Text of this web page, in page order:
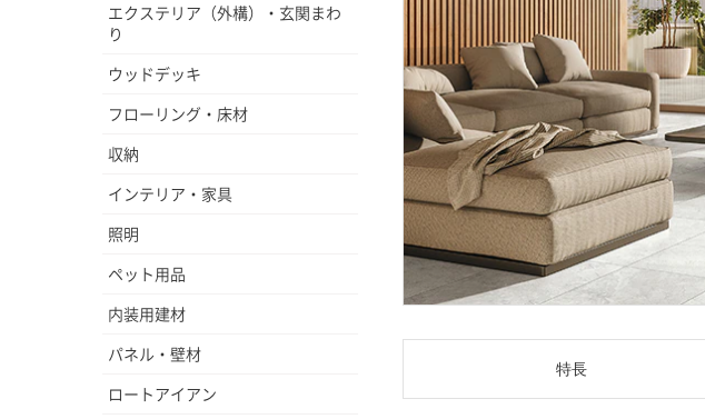
特長
エクステリア（外構）・玄関まわ
り
ウッドデッキ
フローリング・床材
収納
インテリア・家具
照明
ペット用品
内装用建材
パネル・壁材
ロートアイアン